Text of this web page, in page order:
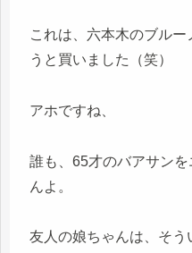
これは、六本木のブルー
うと買いました（笑）
アホですね、
誰も、65才のバアサン
んよ。
友人の娘ちゃんは、そ